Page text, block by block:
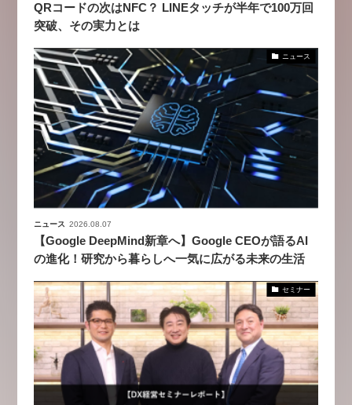
QRコードの次はNFC？ LINEタッチが半年で100万回
突破、その実力とは
ニュース
ニュース 2026.08.07
【Google DeepMind新章へ】Google CEOが語るAI
の進化！研究から暮らしへ一気に広がる未来の生活
セミナー